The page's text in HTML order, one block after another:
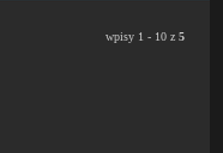
wpisy 1 - 10 z 5